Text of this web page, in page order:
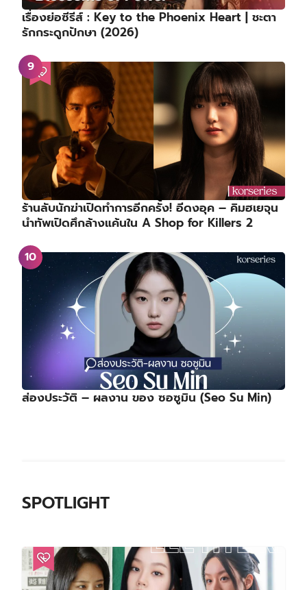
เรื่องย่อซีรีส์ : Key to the Phoenix Heart | ชะตา
รักกระดูกปักษา (2026)
ร้านลับนักฆ่าเปิดทำการอีกครั้ง! อีดงอุค – คิมฮเยจุน
นำทัพเปิดศึกล้างแค้นใน A Shop for Killers 2
ส่องประวัติ – ผลงาน ของ ซอซูมิน (Seo Su Min)
SPOTLIGHT